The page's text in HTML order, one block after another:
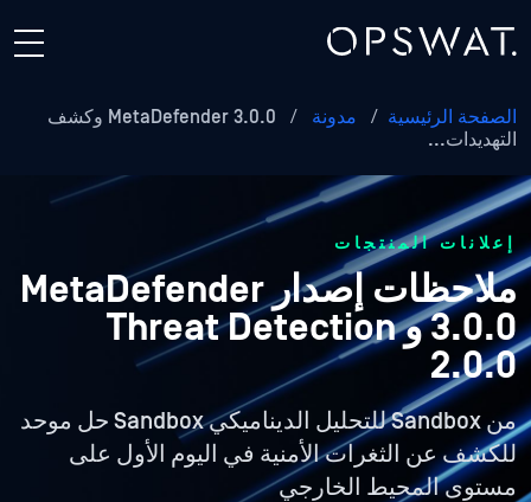
الصفحة الرئيسية / مدونة /
MetaDefender 3.0.0 وكشف
التهديدات...
إعلانات المنتجات
ملاحظات إصدار MetaDefender
3.0.0 و Threat Detection
2.0.0
من Sandbox للتحليل الديناميكي Sandbox حل موحد
للكشف عن الثغرات الأمنية في اليوم الأول على
مستوى المحيط الخارجي